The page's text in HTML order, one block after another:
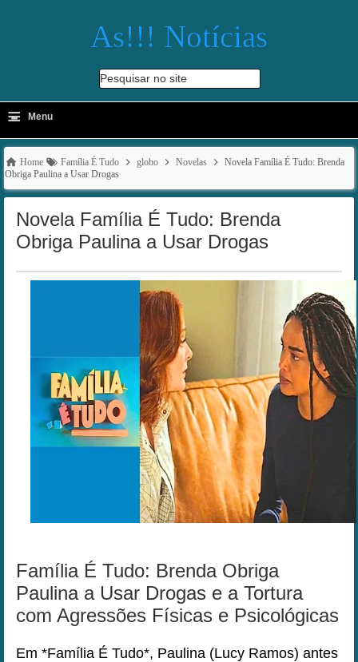
As!!! Notícias
Pesquisar no site
-
≡ Menu
Home Família É Tudo globo Novelas
Novela Família É Tudo: Brenda
Obriga Paulina a Usar Drogas
Novela Família É Tudo: Brenda
Obriga Paulina a Usar Drogas
Família É Tudo: Brenda Obriga
Paulina a Usar Drogas e a Tortura
com Agressões Físicas e Psicológicas
Em *Família É Tudo*, Paulina (Lucy Ramos) antes